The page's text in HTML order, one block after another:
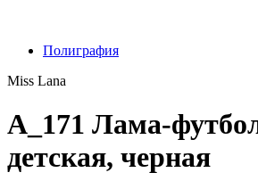
Полиграфия
Miss Lana
A_171 Лама-
детская, черная